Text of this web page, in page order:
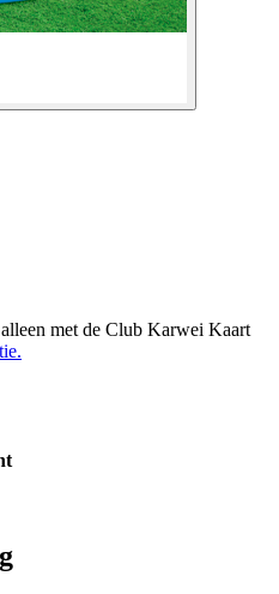
met de Club Karwei Kaart